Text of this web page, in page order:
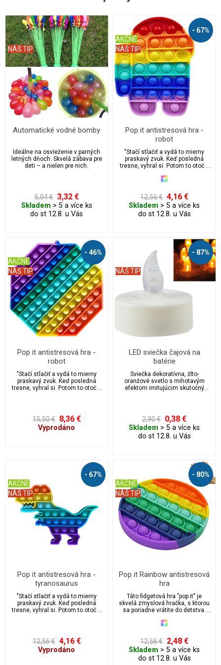
NÁŠ TIP
Automatické vodné bomby
Ideálne na osvieženie v parných
letných dňoch. Skvelá zábava pre
deti – a nielen pre nich.
5,04 € 3,32 €
Skladem > 5 a více ks
do st 12.8. u Vás
- 67%
NÁŠ TIP
AKČNÉ
Pop it antistresová hra -
robot
"Stačí stlačiť a vydá to mierny
praskavý zvuk. Keď posledná
tresne, vyhral si. Potom to otoč a
opakovane použiteľné a
ideálny pre úľavu od stresu a
úzkosti, vhodná pre autistov.
Prichytili ste niekedy svoje deti
alebo možno aj seba, keď
hračku pop it.
12,56 € 4,16 €
Skladem > 5 a více ks
do st 12.8. u Vás
- 46%
NÁŠ TIP
AKČNÉ
Pop it antistresová hra -
robot
"Stačí stlačiť a vydá to mierny
praskavý zvuk. Keď posledná
tresne, vyhral si. Potom to otoč a
ideálny pre úľavu od stresu a
úzkosti, vhodná pre autistov.
Prichytili ste niekedy svoje deti
15,50 € 8,36 €
Vyprodáno
- 87%
NÁŠ TIP
LED sviečka čajová na
batérie
Sviečka dekoratívna, žlto-
oranžové svetlo s mihotavým
efektom imitujúcim skutočný
2,90 € 0,38 €
Skladem > 5 a více ks
do st 12.8. u Vás
- 67%
NÁŠ TIP
AKČNÉ
Pop it antistresová hra -
tyranosaurus
"Stačí stlačiť a vydá to mierny
praskavý zvuk. Keď posledná
tresne, vyhral si. Potom to otoč a
ideálny pre úľavu od stresu a
úzkosti, vhodná pre autistov.
Prichytili ste niekedy svoje deti
12,56 € 4,16 €
Vyprodáno
- 80%
NÁŠ TIP
AKČNÉ
Pop it Rainbow antistresová
hra
Táto fidgetová hra "pop it" je
skvelá zmyslová hračka, s ktorou
sa poriadne vrátite do detstva.
od stresu a úzkosti, vhodná pre
svoje deti alebo možno aj seba,
keď praskajú bublinkovou fóliou
priamo z krabice balíčka? Potom
si zamilujete túto fidgetovou
12,56 € 2,48 €
Skladem > 5 a více ks
do st 12.8. u Vás